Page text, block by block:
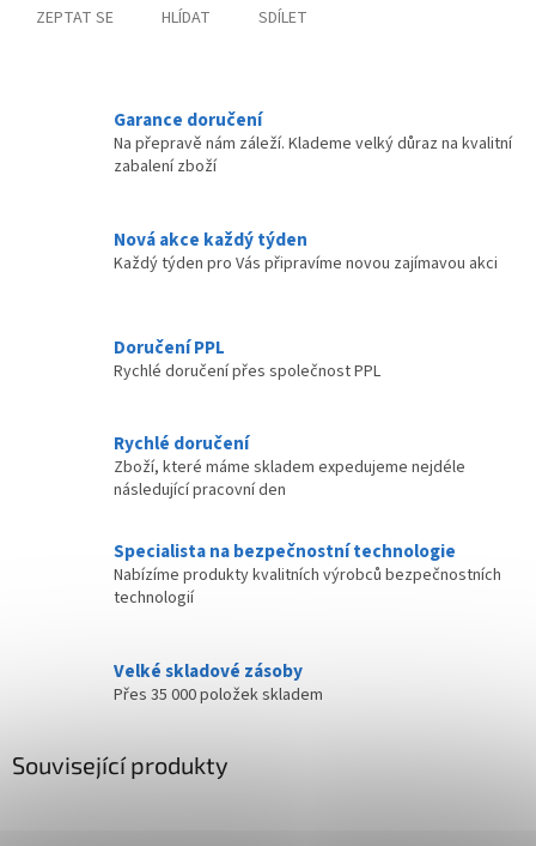
ZEPTAT SE HLÍDAT SDÍLET
Garance doručení
Na přepravě nám záleží. Klademe velký důraz na kvalitní
zabalení zboží
Nová akce každý týden
Každý týden pro Vás připravíme novou zajímavou akci
Doručení PPL
Rychlé doručení přes společnost PPL
Rychlé doručení
Zboží, které máme skladem expedujeme nejdéle
následující pracovní den
Specialista na bezpečnostní technologie
Nabízíme produkty kvalitních výrobců bezpečnostních
technologií
Velké skladové zásoby
Přes 35 000 položek skladem
Související produkty